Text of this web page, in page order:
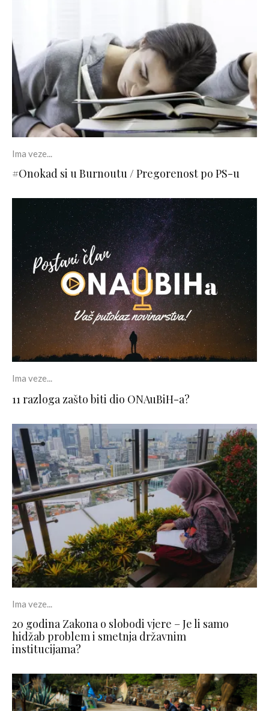
Ima veze...
#Onokad si u Burnoutu / Pregorenost po PS-u
Ima veze...
11 razloga zašto biti dio ONAuBiH-a?
Ima veze...
20 godina Zakona o slobodi vjere – Je li samo
hidžab problem i smetnja državnim
institucijama?